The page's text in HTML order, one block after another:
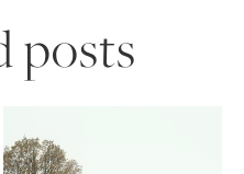
posts